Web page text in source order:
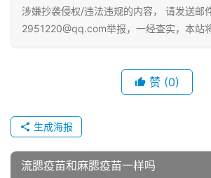
涉嫌抄袭侵权/违法违规的内容， 请发送邮
2951220@qq.com举报，一经查实，本站
赞 (0)
生成海报
流腮疫苗和麻腮疫苗一样吗